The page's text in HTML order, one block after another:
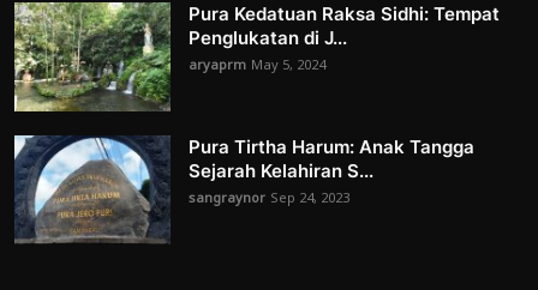
Pura Kedatuan Raksa Sidhi: Tempat
Penglukatan di J...
aryaprm May 5, 2024
Pura Tirtha Harum: Anak Tangga
Sejarah Kelahiran S...
sangraynor Sep 24, 2023